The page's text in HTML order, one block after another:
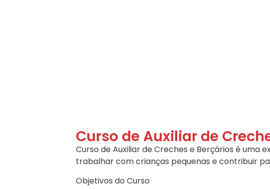
Curso de Auxiliar de
Curso de Auxiliar de Creches e Berçários é uma
trabalhar com crianças pequenas e contribuir
Objetivos do Curso